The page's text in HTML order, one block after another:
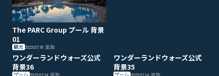
The PARC Group プール 背景
01
観光 2023.07.18 追加
ワンダーランドウォーズ公式
背景36
ゲーム
ワンダーランドウォーズ公式
背景35
ゲーム